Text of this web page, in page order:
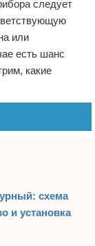
следует
или
есть шанс
какие
схема
и установка